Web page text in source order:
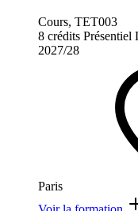
Cours, TET003
8 crédits Présentiel
2027/28
Paris